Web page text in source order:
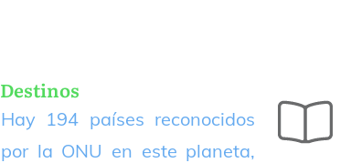
Destinos
Hay 194 países reconocidos
por la ONU en este planeta,